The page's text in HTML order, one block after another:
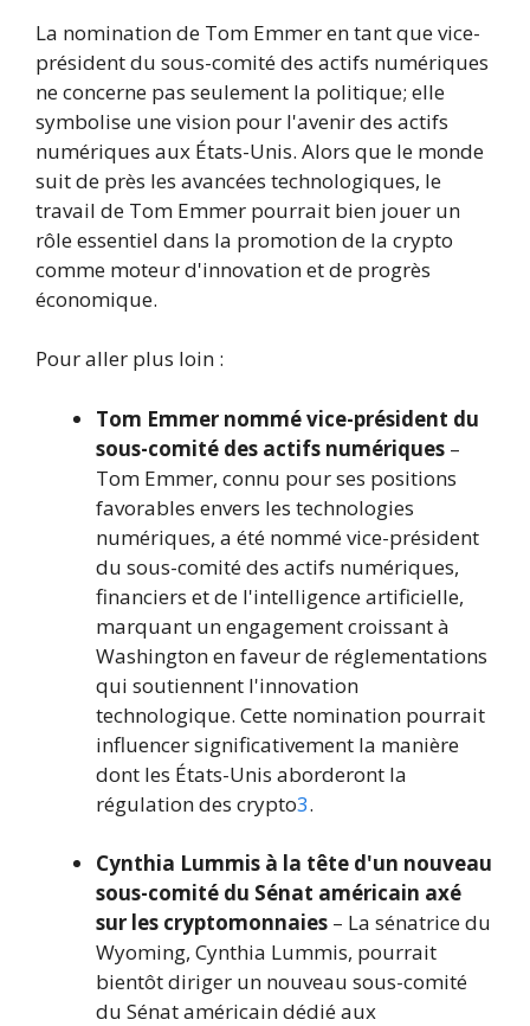
La nomination de Tom Emmer en tant que vice-
président du sous-comité des actifs numériques
ne concerne pas seulement la politique; elle
symbolise une vision pour l'avenir des actifs
numériques aux États-Unis. Alors que le monde
suit de près les avancées technologiques, le
travail de Tom Emmer pourrait bien jouer un
rôle essentiel dans la promotion de la crypto
comme moteur d'innovation et de progrès
économique.
Pour aller plus loin :
Tom Emmer nommé vice-président du
sous-comité des actifs numériques –
Tom Emmer, connu pour ses positions
favorables envers les technologies
numériques, a été nommé vice-président
du sous-comité des actifs numériques,
financiers et de l'intelligence artificielle,
marquant un engagement croissant à
Washington en faveur de réglementations
qui soutiennent l'innovation
technologique. Cette nomination pourrait
influencer significativement la manière
dont les États-Unis aborderont la
régulation des crypto3.
Cynthia Lummis à la tête d'un nouveau
sous-comité du Sénat américain axé
sur les cryptomonnaies – La sénatrice du
Wyoming, Cynthia Lummis, pourrait
bientôt diriger un nouveau sous-comité
du Sénat américain dédié aux